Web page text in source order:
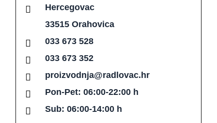
Hercegovac
33515 Orahovica
033 673 528
033 673 352
proizvodnja@radlovac.hr
Pon-Pet: 06:00-22:00 h
Sub: 06:00-14:00 h